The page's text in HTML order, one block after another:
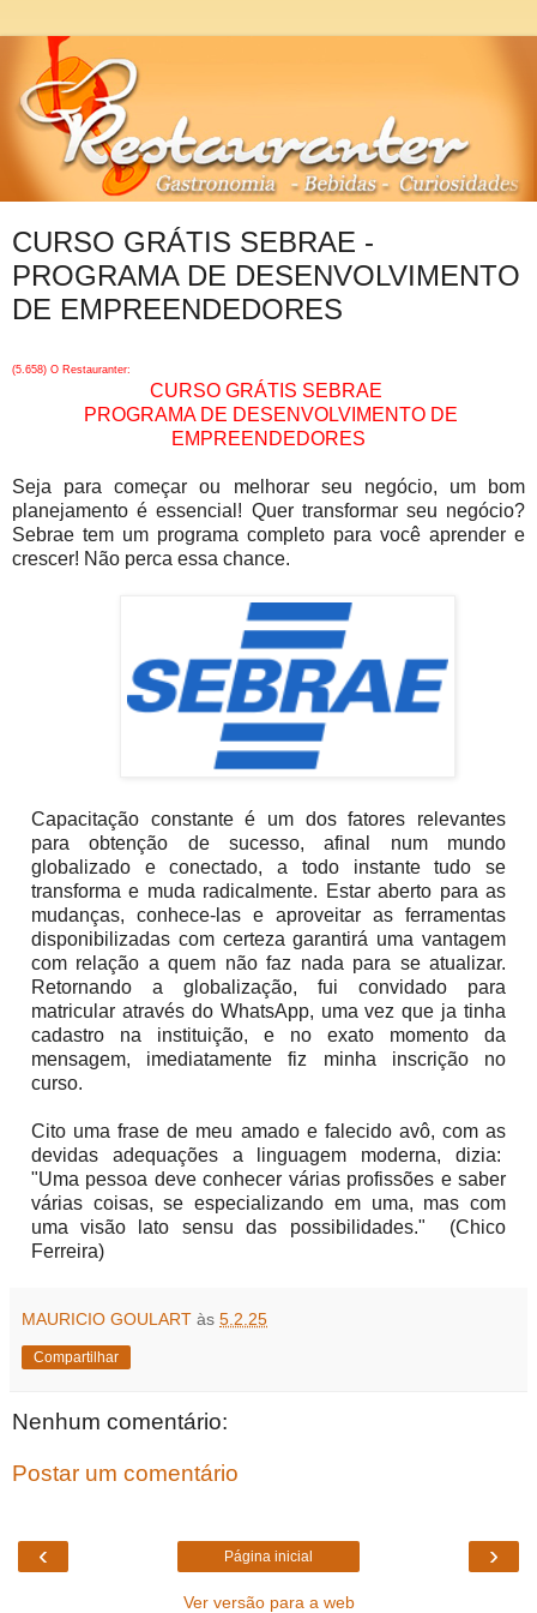
CURSO GRÁTIS SEBRAE -
PROGRAMA DE DESENVOLVIMENTO
DE EMPREENDEDORES
(5.658) O Restauranter:
CURSO GRÁTIS SEBRAE
PROGRAMA DE DESENVOLVIMENTO DE
EMPREENDEDORES
Seja para começar ou melhorar seu negócio, um bom
planejamento é essencial! Quer transformar seu negócio?
Sebrae tem um programa completo para você aprender e
crescer! Não perca essa chance.
Capacitação constante é um dos fatores relevantes
para obtenção de sucesso, afinal num mundo
globalizado e conectado, a todo instante tudo se
transforma e muda radicalmente. Estar aberto para as
mudanças, conhece-las e aproveitar as ferramentas
disponibilizadas com certeza garantirá uma vantagem
com relação a quem não faz nada para se atualizar.
Retornando a globalização, fui convidado para
matricular através do WhatsApp, uma vez que ja tinha
cadastro na instituição, e no exato momento da
mensagem, imediatamente fiz minha inscrição no
curso.
Cito uma frase de meu amado e falecido avô, com as
devidas adequações a linguagem moderna, dizia:
"Uma pessoa deve conhecer várias profissões e saber
várias coisas, se especializando em uma, mas com
uma visão lato sensu das possibilidades." (Chico
Ferreira)
MAURICIO GOULART às 5.2.25
Compartilhar
Nenhum comentário:
Postar um comentário
‹ ›
Página inicial
Ver versão para a web